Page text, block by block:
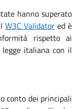
hanno superato
W3C Validator ed è
rispetto ai
italiana con il
conto dei principali